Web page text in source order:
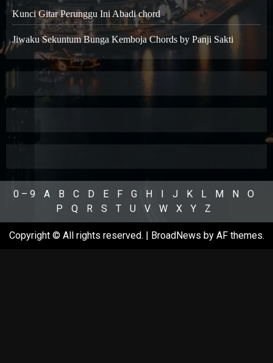
Kunci Gitar Perunggu Ini Abadi chord
Jiwaku Sekuntum Bunga Kemboja Chords by Panji Sakti
0 – 9 A B C D E F G H I J K L M N
O
P
Q R S T U V W X Y Z
Copyright © All rights reserved. | BroadNews by AF themes.